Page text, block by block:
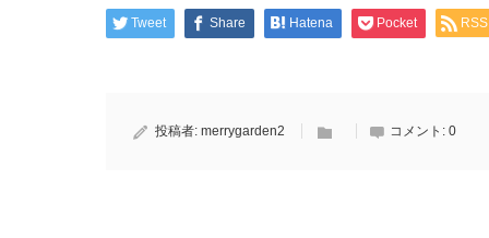
Tweet Share Hatena Pocket RSS
投稿者: merrygarden2 コメント: 0